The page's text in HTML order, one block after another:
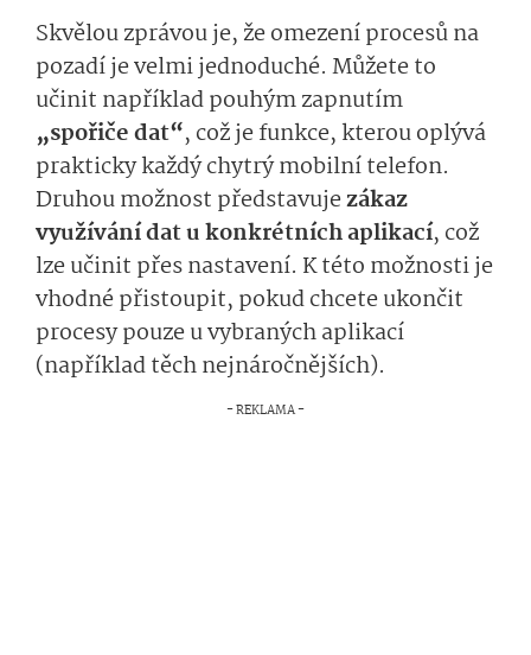
Skvělou zprávou je, že omezení procesů na
pozadí je velmi jednoduché. Můžete to
učinit například pouhým zapnutím
„spořiče dat“, což je funkce, kterou oplývá
prakticky každý chytrý mobilní telefon.
Druhou možnost představujezákaz
využívání dat u konkrétních aplikací, což
lze učinit přes nastavení. K této možnosti je
vhodné přistoupit, pokud chcete ukončit
procesy pouze u vybraných aplikací
(například těch nejnáročnějších).